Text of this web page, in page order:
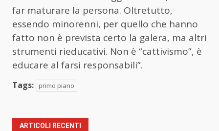
far maturare la persona. Oltretutto,
essendo minorenni, per quello che hanno
fatto non è prevista certo la galera, ma altri
strumenti rieducativi. Non è “cattivismo”, è
educare al farsi responsabili”.
Tags: primo piano
ARTICOLI RECENTI